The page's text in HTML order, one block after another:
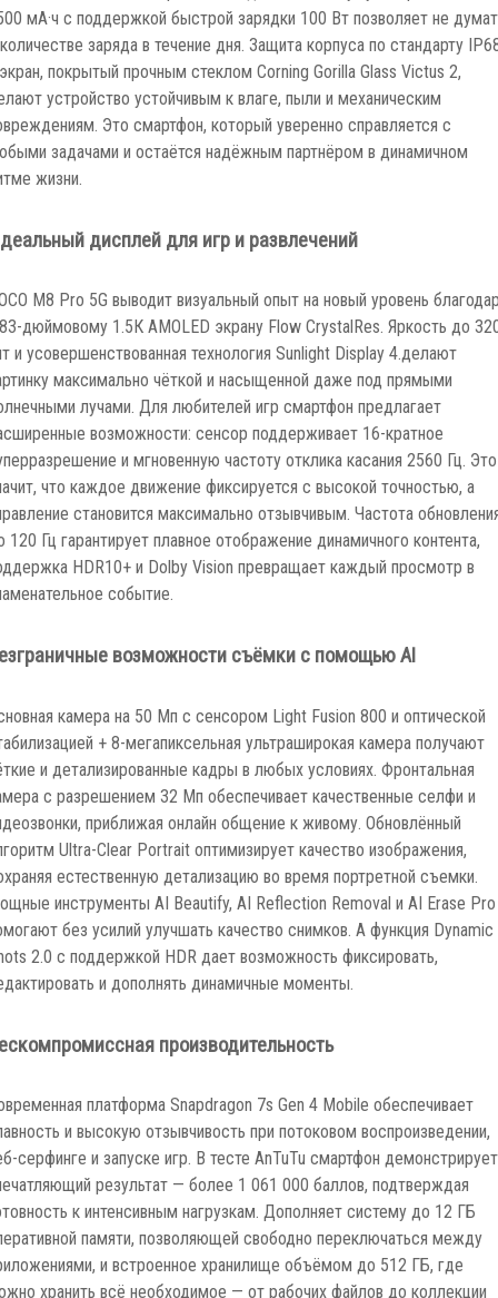
мА·ч с поддержкой быстрой зарядки 100 Вт позволяет не
заряда в течение дня. Защита корпуса по стандарту
покрытый прочным стеклом Corning Gorilla Glass Victus 2,
устройство устойчивым к влаге, пыли и механическим
Это смартфон, который уверенно справляется с
задачами и остаётся надёжным партнёром в динамичном
жизни.
дисплей для игр и развлечений
M8 Pro 5G выводит визуальный опыт на новый уровень
дюймовому 1.5К AMOLED экрану Flow CrystalRes. Яркость до
и усовершенствованная технология Sunlight Display 4.делают
максимально чёткой и насыщенной даже под прямыми
лучами. Для любителей игр смартфон предлагает
возможности: сенсор поддерживает 16-кратное
и мгновенную частоту отклика касания 2560 Гц. Это
что каждое движение фиксируется с высокой точностью, а
становится максимально отзывчивым. Частота
120 Гц гарантирует плавное отображение динамичного контента,
HDR10+ и Dolby Vision превращает каждый просмотр в
событие.
возможности съёмки с помощью AI
камера на 50 Мп с сенсором Light Fusion 800 и оптической
+ 8-мегапиксельная ультраширокая камера получают
и детализированные кадры в любых условиях. Фронтальная
с разрешением 32 Мп обеспечивает качественные селфи и
приближая онлайн общение к живому. Обновлённый
Ultra-Clear Portrait оптимизирует качество изображения,
естественную детализацию во время портретной съемки.
инструменты AI Beautify, AI Reflection Removal и AI Erase Pro
без усилий улучшать качество снимков. А функция Dynamic
2.0 с поддержкой HDR дает возможность фиксировать,
и дополнять динамичные моменты.
производительность
платформа Snapdragon 7s Gen 4 Mobile обеспечивает
и высокую отзывчивость при потоковом воспроизведении,
серфинге и запуске игр. В тесте AnTuTu смартфон демонстрирует
результат — более 1 061 000 баллов, подтверждая
к интенсивным нагрузкам. Дополняет систему до 12 ГБ
памяти, позволяющей свободно переключаться между
и встроенное хранилище объёмом до 512 ГБ, где
хранить всё необходимое — от рабочих файлов до коллекции